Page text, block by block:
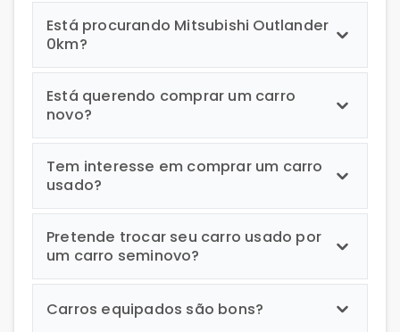
Está procurando Mitsubishi Outlander
0km?
Está querendo comprar um carro
novo?
Tem interesse em comprar um carro
usado?
Pretende trocar seu carro usado por
um carro seminovo?
Carros equipados são bons?